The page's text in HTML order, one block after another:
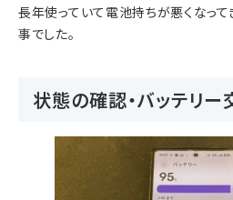
長年使っていて電池持ちが悪くなっ
事でした。
状態の確認・バッテリ